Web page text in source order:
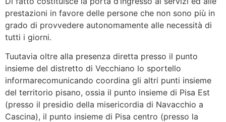
prestazioni in favore delle persone che non sono più in
grado di provvedere autonomamente alle necessità di
tutti i giorni.
Tuutavia oltre alla presenza diretta presso il punto
insieme del distretto di Vecchiano lo sportello
informarecomunicando coordina gli altri punti insieme
del territorio pisano, ossia il punto insieme di Pisa Est
(presso il presidio della misericordia di Navacchio a
Cascina), il punto insieme di Pisa centro (presso la